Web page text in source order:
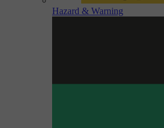
Hazard & Warning